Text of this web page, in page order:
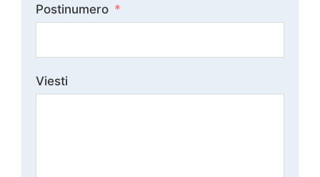
Postinumero
Viesti